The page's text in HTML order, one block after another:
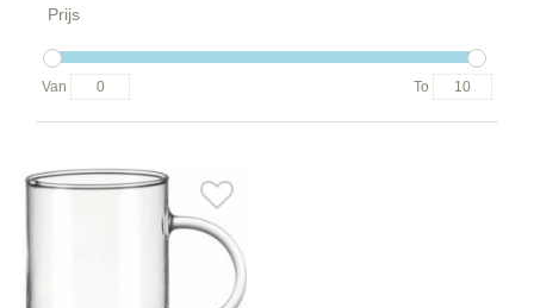
Prijs
Van To